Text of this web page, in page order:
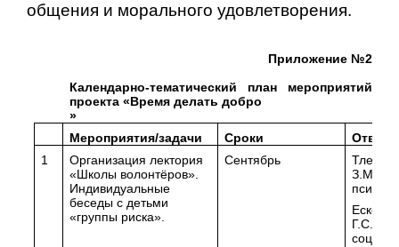
общения и морального удовлетворения.
Приложение №2
Календарно-тематический план мероприятий
проекта «Время делать добро
»
Мероприятия/задачи
Сроки
1
Организация лектория
«Школы волонтёров».
Индивидуальные
беседы с детьми
«группы риска».
Сентябрь
З.М.
Г.С.,